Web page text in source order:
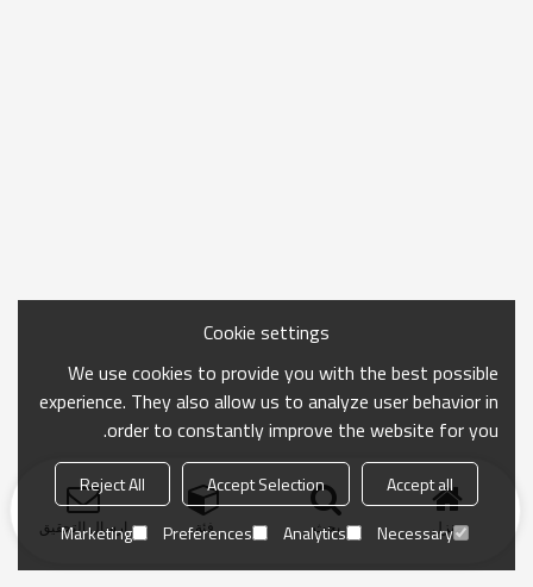
منزل بحث فئة ارسال التحقيق
Cookie settings
We use cookies to provide you with the best possible
experience. They also allow us to analyze user behavior in
order to constantly improve the website for you.
Accept all
Accept Selection
Reject All
Necessary
Analytics
Preferences
Marketing